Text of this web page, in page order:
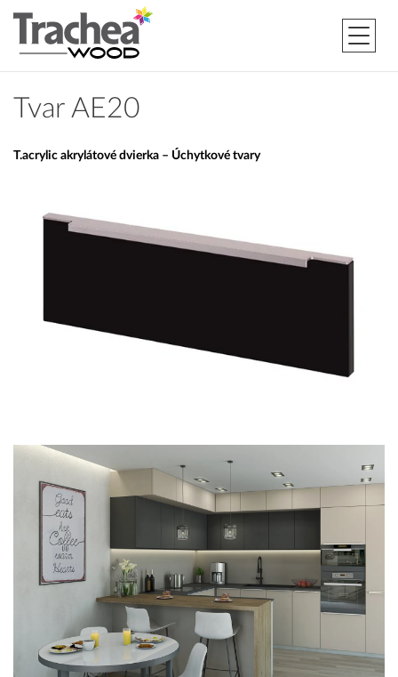
Tvar AE20
T.acrylic akrylátové dvierka – Úchytkové tvary